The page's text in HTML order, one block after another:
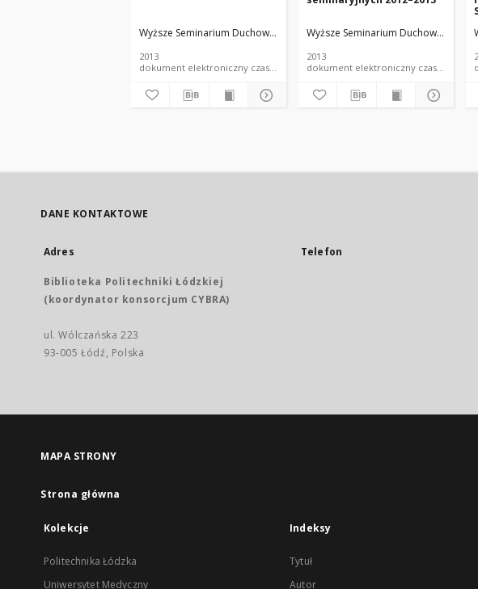
Wyższe Seminarium Duchowne w Łodzi
2013
dokument elektroniczny czasopismo
Wyższe Seminarium Duchowne w
2013
dokument elektroniczny czasopismo
DANE KONTAKTOWE
Adres
Biblioteka Politechniki Łódzkiej
(koordynator konsorcjum CYBRA)
ul. Wólczańska 223
93-005 Łódź, Polska
Telefon
MAPA STRONY
Strona główna
Kolekcje
Politechnika Łódzka
Uniwersytet Medyczny
Indeksy
Tytuł
Autor